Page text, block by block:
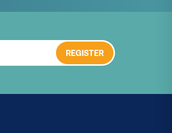
REGISTER